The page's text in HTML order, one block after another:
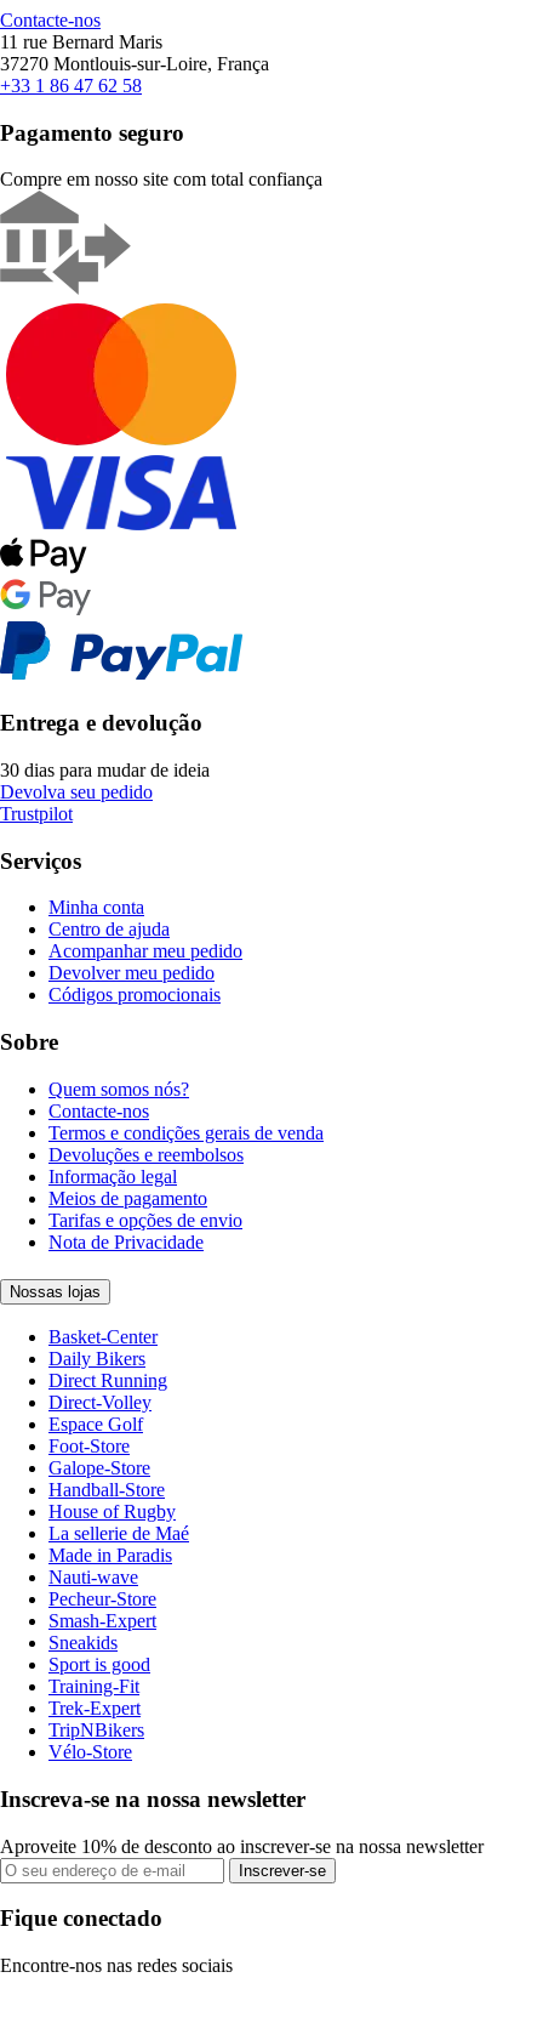
Contacte-nos
11 rue Bernard Maris
37270 Montlouis-sur-Loire, França
+33 1 86 47 62 58
Pagamento seguro
Compre em nosso site com total confiança
Entrega e devolução
30 dias para mudar de ideia
Devolva seu pedido
Trustpilot
Serviços
Minha conta
Centro de ajuda
Acompanhar meu pedido
Devolver meu pedido
Códigos promocionais
Sobre
Quem somos nós?
Contacte-nos
Termos e condições gerais de venda
Devoluções e reembolsos
Informação legal
Meios de pagamento
Tarifas e opções de envio
Nota de Privacidade
Nossas lojas
Basket-Center
Daily Bikers
Direct Running
Direct-Volley
Espace Golf
Foot-Store
Galope-Store
Handball-Store
House of Rugby
La sellerie de Maé
Made in Paradis
Nauti-wave
Pecheur-Store
Smash-Expert
Sneakids
Sport is good
Training-Fit
Trek-Expert
TripNBikers
Vélo-Store
Inscreva-se na nossa newsletter
Aproveite 10% de desconto ao inscrever-se na nossa newsletter
Inscrever-se
Fique conectado
Encontre-nos nas redes sociais